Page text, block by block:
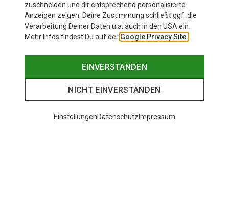
zuschneiden und dir entsprechend personalisierte
Anzeigen zeigen. Deine Zustimmung schließt ggf. die
Verarbeitung Deiner Daten u.a. auch in den USA ein.
Mehr Infos findest Du auf der Google Privacy Site.
EINVERSTANDEN
NICHT EINVERSTANDEN
EinstellungenDatenschutz Impressum